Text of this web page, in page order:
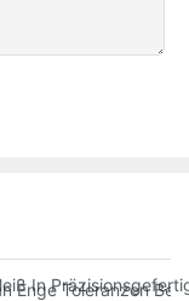
In
Enge Toleranzen